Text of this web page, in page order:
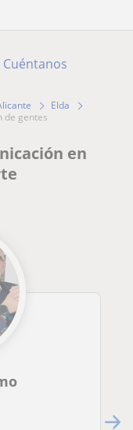
Cuéntanos
Elda
de gentes
en